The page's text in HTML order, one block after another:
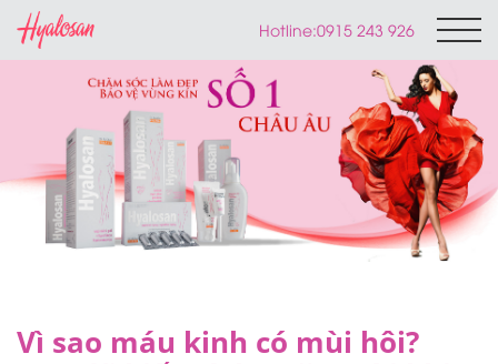
Hotline:0915 243 926
Vì sao máu kinh có mùi hôi?